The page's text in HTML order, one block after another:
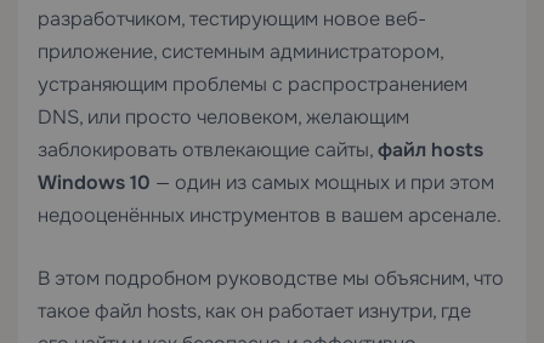
разработчиком, тестирующим новое веб-
приложение, системным администратором,
устраняющим проблемы с распространением
DNS, или просто человеком, желающим
заблокировать отвлекающие сайты,файл hosts
Windows 10 — один из самых мощных и при этом
недооценённых инструментов в вашем арсенале.
В этом подробном руководстве мы объясним, что
такое файл hosts, как он работает изнутри, где